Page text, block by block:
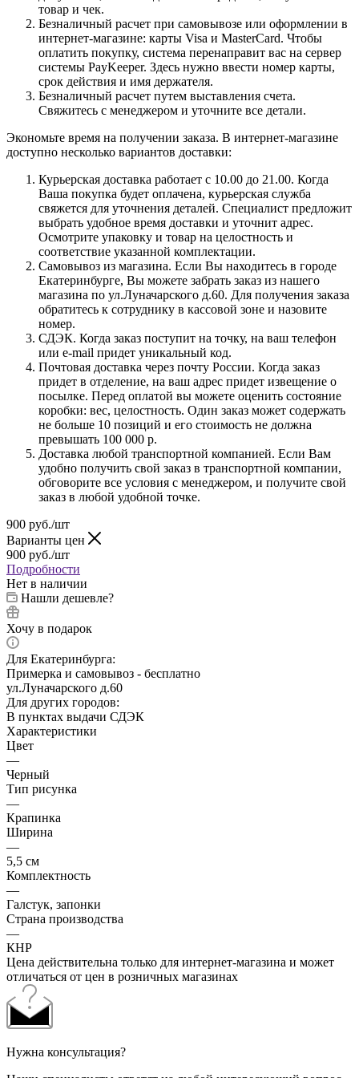
товар и чек.
Безналичный расчет при самовывозе или оформлении в
интернет-магазине: карты Visa и MasterCard. Чтобы
оплатить покупку, система перенаправит вас на сервер
системы PayKeeper. Здесь нужно ввести номер карты,
срок действия и имя держателя.
Безналичный расчет путем выставления счета.
Свяжитесь с менеджером и уточните все детали.
Экономьте время на получении заказа. В интернет-магазине
доступно несколько вариантов доставки:
Курьерская доставка работает с 10.00 до 21.00. Когда
Ваша покупка будет оплачена, курьерская служба
свяжется для уточнения деталей. Специалист предложит
выбрать удобное время доставки и уточнит адрес.
Осмотрите упаковку и товар на целостность и
соответствие указанной комплектации.
Самовывоз из магазина. Если Вы находитесь в городе
Екатеринбурге, Вы можете забрать заказ из нашего
магазина по ул.Луначарского д.60. Для получения заказа
обратитесь к сотруднику в кассовой зоне и назовите
номер.
СДЭК. Когда заказ поступит на точку, на ваш телефон
или e-mail придет уникальный код.
Почтовая доставка через почту России. Когда заказ
придет в отделение, на ваш адрес придет извещение о
посылке. Перед оплатой вы можете оценить состояние
коробки: вес, целостность. Один заказ может содержать
не больше 10 позиций и его стоимость не должна
превышать 100 000 р.
Доставка любой транспортной компанией. Если Вам
удобно получить свой заказ в транспортной компании,
обговорите все условия с менеджером, и получите свой
заказ в любой удобной точке.
900 руб./шт
Варианты цен
900 руб./шт
Подробности
Нет в наличии
Нашли дешевле?
Хочу в подарок
Для Екатеринбурга:
Примерка и самовывоз - бесплатно
ул.Луначарского д.60
Для других городов:
В пунктах выдачи СДЭК
Характеристики
Цвет
—
Черный
Тип рисунка
—
Крапинка
Ширина
—
5,5 см
Комплектность
—
Галстук, запонки
Страна производства
—
КНР
Цена действительна только для интернет-магазина и может
отличаться от цен в розничных магазинах
Нужна консультация?